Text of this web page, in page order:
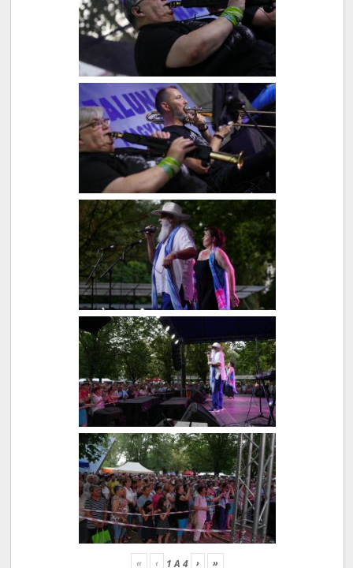
« ‹ 1A 4 › »